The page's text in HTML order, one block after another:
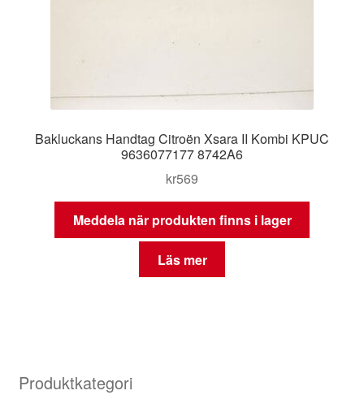
Bakluckans Handtag Citroën Xsara II Kombi KPUC
9636077177 8742A6
kr569
Meddela när produkten finns i lager
Läs mer
Produktkategori